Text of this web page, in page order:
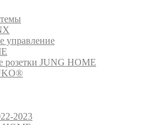
управление
розетки JUNG HOME
2023